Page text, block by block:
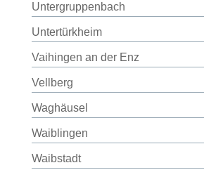
Untergruppenbach
Untertürkheim
Vaihingen an der Enz
Vellberg
Waghäusel
Waiblingen
Waibstadt